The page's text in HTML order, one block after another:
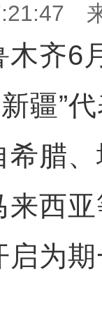
齐6
疆”
希腊
来西
启为